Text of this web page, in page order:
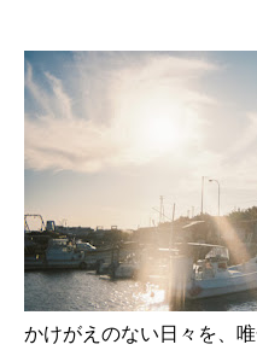
かけがえのない日々を、